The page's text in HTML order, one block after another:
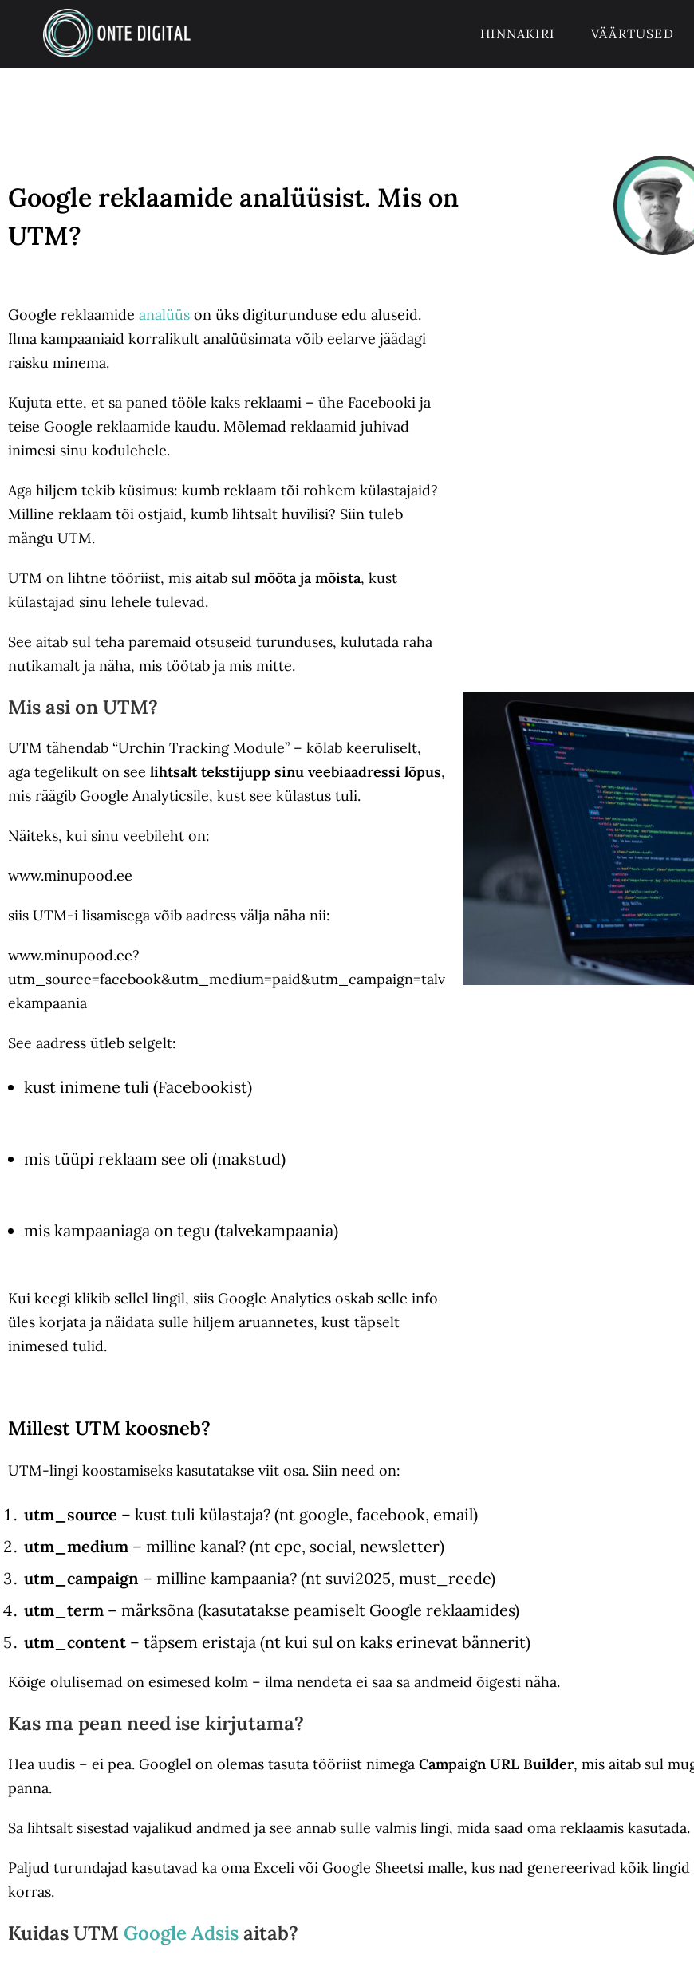
HINNAKIRI VÄÄRTUSED
Google reklaamide analüüsist. Mis on
UTM?
Google reklaamide analüüs on üks digiturunduse edu aluseid.
Ilma kampaaniaid korralikult analüüsimata võib eelarve jäädagi
raisku minema.
Kujuta ette, et sa paned tööle kaks reklaami – ühe Facebooki ja
teise Google reklaamide kaudu. Mõlemad reklaamid juhivad
inimesi sinu kodulehele.
Aga hiljem tekib küsimus: kumb reklaam tõi rohkem külastajaid?
Milline reklaam tõi ostjaid, kumb lihtsalt huvilisi? Siin tuleb
mängu UTM.
UTM on lihtne tööriist, mis aitab sul mõõta ja mõista, kust
külastajad sinu lehele tulevad.
See aitab sul teha paremaid otsuseid turunduses, kulutada raha
nutikamalt ja näha, mis töötab ja mis mitte.
Mis asi on UTM?
UTM tähendab “Urchin Tracking Module” – kõlab keeruliselt,
aga tegelikult on see lihtsalt tekstijupp sinu veebiaadressi lõpus,
mis räägib Google Analyticsile, kust see külastus tuli.
Näiteks, kui sinu veebileht on:
www.minupood.ee
siis UTM-i lisamisega võib aadress välja näha nii:
www.minupood.ee?
utm_source=facebook&utm_medium=paid&utm_campaign=talv
ekampaania
See aadress ütleb selgelt:
kust inimene tuli (Facebookist)
mis tüüpi reklaam see oli (makstud)
mis kampaaniaga on tegu (talvekampaania)
Kui keegi klikib sellel lingil, siis Google Analytics oskab selle info
üles korjata ja näidata sulle hiljem aruannetes, kust täpselt
inimesed tulid.
Millest UTM koosneb?
UTM-lingi koostamiseks kasutatakse viit osa. Siin need on:
utm_source – kust tuli külastaja? (nt google, facebook, email)
utm_medium – milline kanal? (nt cpc, social, newsletter)
utm_campaign – milline kampaania? (nt suvi2025, must_reede)
utm_term – märksõna (kasutatakse peamiselt Google reklaamides)
utm_content – täpsem eristaja (nt kui sul on kaks erinevat bännerit)
Kõige olulisemad on esimesed kolm – ilma nendeta ei saa sa andmeid õigesti näha.
Kas ma pean need ise kirjutama?
Hea uudis – ei pea. Googlel on olemas tasuta tööriist nimega Campaign URL Builder, mis aitab sul
panna.
Sa lihtsalt sisestad vajalikud andmed ja see annab sulle valmis lingi, mida saad oma reklaamis kasutada.
Paljud turundajad kasutavad ka oma Exceli või Google Sheetsi malle, kus nad genereerivad kõik
korras.
Kuidas UTM Google Adsisaitab?